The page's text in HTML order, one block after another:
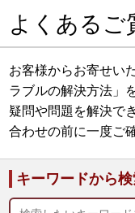
よくあるご
お客様からお寄せい
ラブルの解決方法」
疑問や問題を解決で
合わせの前に一度ご
キーワードから